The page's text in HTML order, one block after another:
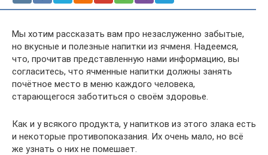
Мы хотим рассказать вам про незаслуженно забытые,
но вкусные и полезные напитки из ячменя. Надеемся,
что, прочитав представленную нами информацию, вы
согласитесь, что ячменные напитки должны занять
почётное место в меню каждого человека,
старающегося заботиться о своём здоровье.
Как и у всякого продукта, у напитков из этого злака есть
и некоторые противопоказания. Их очень мало, но всё
же узнать о них не помешает.